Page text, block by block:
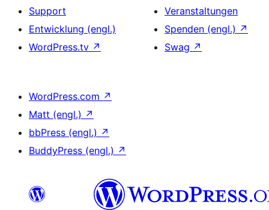
Support
Entwicklung (engl.)
WordPress.tv ↗
Veranstaltungen
Spenden (engl.) ↗
Swag ↗
WordPress.com ↗
Matt (engl.) ↗
bbPress (engl.) ↗
BuddyPress (engl.) ↗